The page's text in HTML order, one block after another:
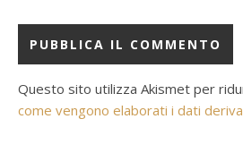
Questo sito utilizza Akismet per
come vengono elaborati i dati